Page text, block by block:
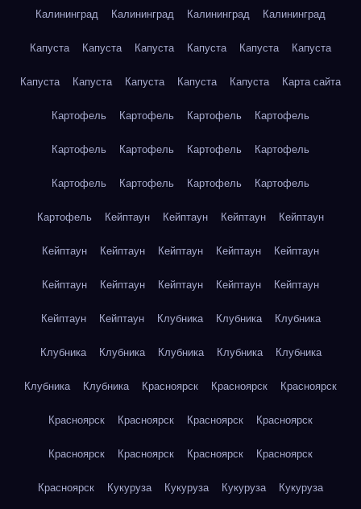
Калининград Калининград Калининград Калининград
Капуста Капуста Капуста Капуста Капуста Капуста
Капуста Капуста Капуста Капуста Капуста Карта сайта
Картофель Картофель Картофель Картофель
Картофель Картофель Картофель Картофель
Картофель Картофель Картофель Картофель
Картофель Кейптаун Кейптаун Кейптаун Кейптаун
Кейптаун Кейптаун Кейптаун Кейптаун Кейптаун
Кейптаун Кейптаун Кейптаун Кейптаун Кейптаун
Кейптаун Кейптаун Клубника Клубника Клубника
Клубника Клубника Клубника Клубника Клубника
Клубника Клубника Красноярск Красноярск Красноярск
Красноярск Красноярск Красноярск Красноярск
Красноярск Красноярск Красноярск Красноярск
Красноярск Кукуруза Кукуруза Кукуруза Кукуруза